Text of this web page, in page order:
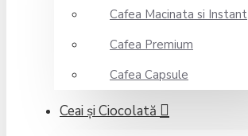
Cafea Macinata si Instant
Cafea Premium
Cafea Capsule
Ceai şi Ciocolată